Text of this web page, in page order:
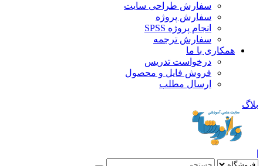
سفارش طراحی سایت
سفارش پروژه
انجام پروژه SPSS
سفارش ترجمه
همکاری با ما
درخواست تدریس
فروش فایل و محصول
ارسال مطلب